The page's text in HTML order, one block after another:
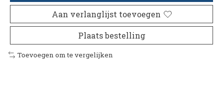
Aan verlanglijst toevoegen
Plaats bestelling
Toevoegen om te vergelijken